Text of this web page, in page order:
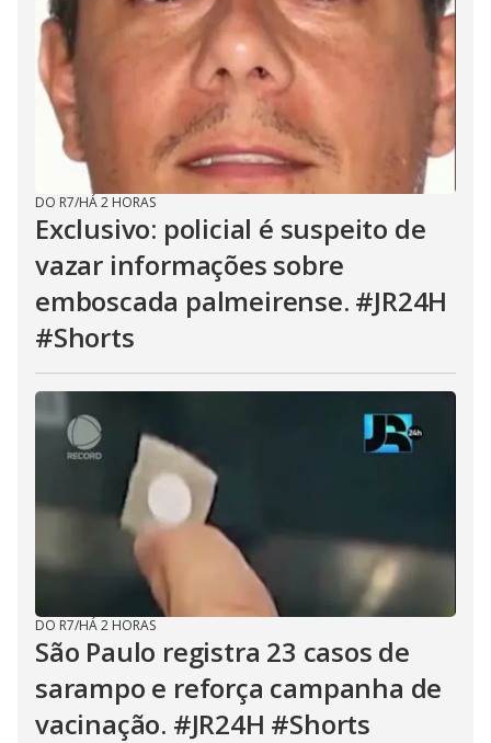
DO R7/HÁ 2 HORAS
Exclusivo: policial é suspeito de
vazar informações sobre
emboscada palmeirense. #JR24H
#Shorts
DO R7/HÁ 2 HORAS
São Paulo registra 23 casos de
sarampo e reforça campanha de
vacinação. #JR24H #Shorts